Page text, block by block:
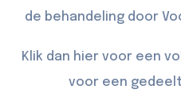
de behandeling door
Klik dan hier voor een
voor een